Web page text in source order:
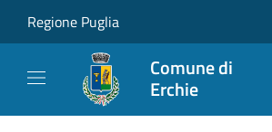
Regione Puglia
Comune di
Erchie